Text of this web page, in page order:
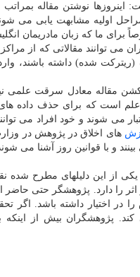
اینروزها نوشتن مقاله
مراحل اولیه مشابهت یابی
برای ما که زبان مادریمان
می توانند مقالاتی که از
شده) داشته باشند،
مقاله معادل سرقت
است که برای حذف داده های
شوند و خود افراد می
های اخلاق در پژوهش در
و با قوانین روز آشنا می
از این دلیلهای مطرح شده
را دارد. پژوهشگر حتی
در اختیار داشته باشد. اگر
پژوهشگران بیش از